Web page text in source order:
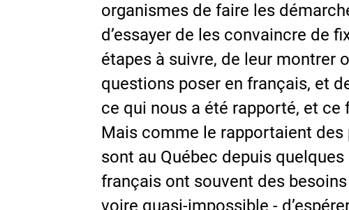
organismes de faire les
d’essayer de les convaincre de
étapes à suivre, de leur montrer
questions poser en français, et
ce qui nous a été rapporté, et
Mais comme le rapportaient
sont au Québec depuis
français ont souvent des
voire quasi-impossible -